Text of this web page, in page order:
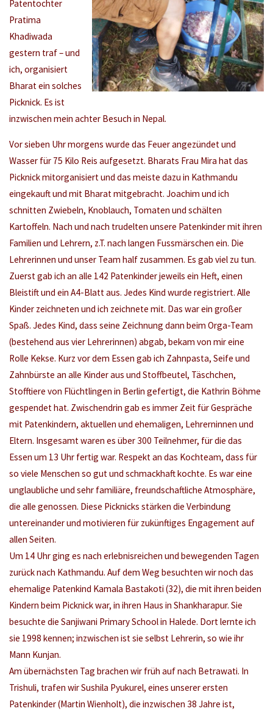
Patentochter
Pratima
Khadiwada
gestern traf – und
ich, organisiert
Bharat ein solches
Picknick. Es ist
inzwischen mein achter Besuch in Nepal.
Vor sieben Uhr morgens wurde das Feuer angezündet und
Wasser für 75 Kilo Reis aufgesetzt. Bharats Frau Mira hat das
Picknick mitorganisiert und das meiste dazu in Kathmandu
eingekauft und mit Bharat mitgebracht. Joachim und ich
schnitten Zwiebeln, Knoblauch, Tomaten und schälten
Kartoffeln. Nach und nach trudelten unsere Patenkinder mit ihren
Familien und Lehrern, z.T. nach langen Fussmärschen ein. Die
Lehrerinnen und unser Team half zusammen. Es gab viel zu tun.
Zuerst gab ich an alle 142 Patenkinder jeweils ein Heft, einen
Bleistift und ein A4-Blatt aus. Jedes Kind wurde registriert. Alle
Kinder zeichneten und ich zeichnete mit. Das war ein großer
Spaß. Jedes Kind, dass seine Zeichnung dann beim Orga-Team
(bestehend aus vier Lehrerinnen) abgab, bekam von mir eine
Rolle Kekse. Kurz vor dem Essen gab ich Zahnpasta, Seife und
Zahnbürste an alle Kinder aus und Stoffbeutel, Täschchen,
Stofftiere von Flüchtlingen in Berlin gefertigt, die Kathrin Böhme
gespendet hat. Zwischendrin gab es immer Zeit für Gespräche
mit Patenkindern, aktuellen und ehemaligen, Lehrerninnen und
Eltern. Insgesamt waren es über 300 Teilnehmer, für die das
Essen um 13 Uhr fertig war. Respekt an das Kochteam, dass für
so viele Menschen so gut und schmackhaft kochte. Es war eine
unglaubliche und sehr familiäre, freundschaftliche Atmosphäre,
die alle genossen. Diese Picknicks stärken die Verbindung
untereinander und motivieren für zukünftiges Engagement auf
allen Seiten.
Um 14 Uhr ging es nach erlebnisreichen und bewegenden Tagen
zurück nach Kathmandu. Auf dem Weg besuchten wir noch das
ehemalige Patenkind Kamala Bastakoti (32), die mit ihren beiden
Kindern beim Picknick war, in ihren Haus in Shankharapur. Sie
besuchte die Sanjiwani Primary School in Halede. Dort lernte ich
sie 1998 kennen; inzwischen ist sie selbst Lehrerin, so wie ihr
Mann Kunjan.
Am übernächsten Tag brachen wir früh auf nach Betrawati. In
Trishuli, trafen wir Sushila Pyukurel, eines unserer ersten
Patenkinder (Martin Wienholt), die inzwischen 38 Jahre ist,